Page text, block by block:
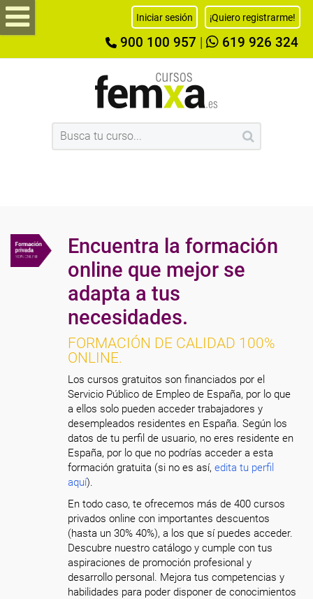
Iniciar sesión ¡Quiero registrarme!
900 100 957 619 926 324
Encuentra la formación
online que mejor se
adapta a tus
necesidades.
FORMACIÓN DE CALIDAD 100%
ONLINE.
Los cursos gratuitos son financiados por el
Servicio Público de Empleo de España, por lo que
a ellos solo pueden acceder trabajadores y
desempleados residentes en España. Según los
datos de tu perfil de usuario, no eres residente en
España, por lo que no podrías acceder a esta
formación gratuita (si no es así,edita tu perfil
aquí).
En todo caso, te ofrecemos más de 400 cursos
privados online con importantes descuentos
(hasta un 30% 40%), a los que sí puedes acceder.
Descubre nuestro catálogo y cumple con tus
aspiraciones de promoción profesional y
desarrollo personal. Mejora tus competencias y
habilidades para poder disponer de conocimientos